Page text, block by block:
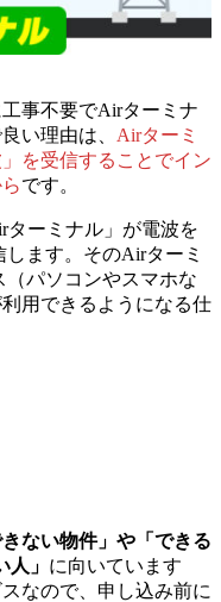
事不要でAirターミナ
い理由は、 Airターミ
を受信することでイン
です。
ターミナル」が電波を
ます。そのAirターミ
パソコンやスマホな
用できるようになる仕
きない物件」や「できる
」 に向いています
なので、申し込み前に